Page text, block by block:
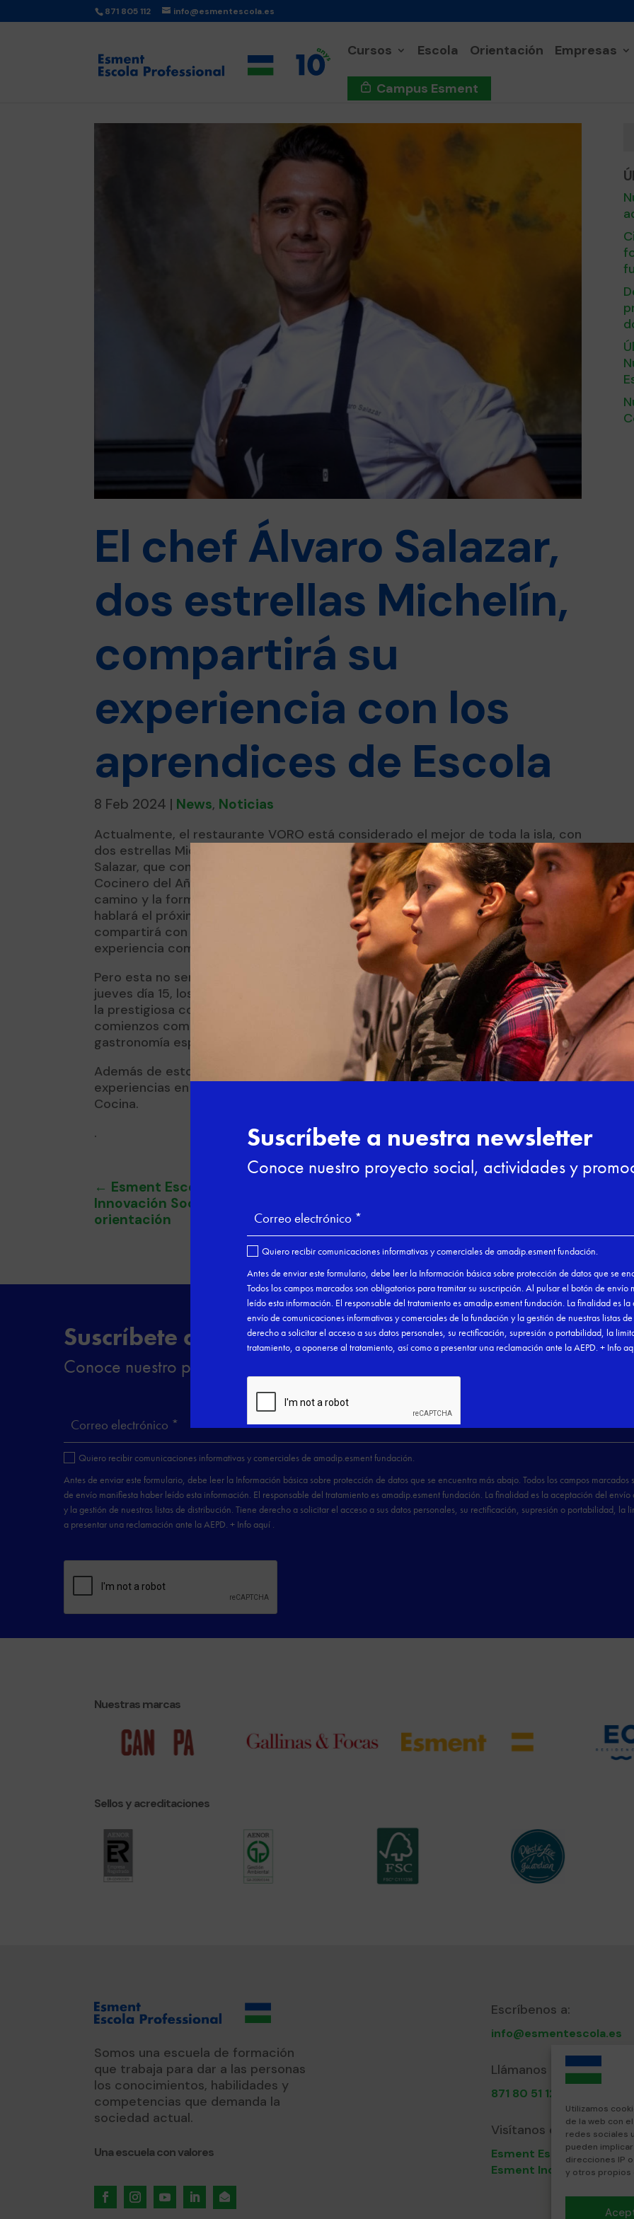
Utilizamos
de la web con
redes sociales
pueden
direcciones IP
y otros propios
871 805 112 info@esmentescola.es
Cursos Escola Orientación Empresas
Campus Esment
El chef Álvaro Salazar,
dos estrellas Michelín,
compartirá su
experiencia con los
aprendices de Escola
8 Feb 2024 | News, Noticias
Actualmente, el restaurante VORO está considerado el mejor de toda la isla, con
dos estrellas Michelín. Al frente de sus fogones está el chef jienense Álvaro
Salazar, que con solo 29 años ya recibía su primera estrella y con 32 era elegido
Cocinero del Año en Alimentaria. Como él explica, la excelencia ha marcado su
camino y la formación ha sido determinante en su trayectoria. De todo ello
hablará el próximo 21 de febrero en Esment Escola Professional, donde
compartirá con los aprendices de Formación Dual de Cocina su conocimiento y
experiencia como estudiante y su llegada a la restauración mallorquina.
Pero esta no será la única visita que recibirán este mes los alumnos. El próximo
jueves día 15, los expertos en gastronomía, Vicente Fortea e Inés Calle, CEOs de
la prestigiosa consultoría Passion & Gastronomy, explicarán cómo fueron sus
comienzos como alumnos y por qué es tan importante viajar y saber valorar la
gastronomía española.
Además de estos profesionales, también pasarán por Escola para compartir sus
experiencias en el mercado laboral, diferentes exalumnas de Formación Dual de
Cocina.
.
← Esment Escola Professional, premio a la
Innovación Social por su modelo de formación y
orientación
Nuestras marcas
Sellos y acreditaciones
Somos una escuela de formación
que trabaja para dar a las personas
los conocimientos, habilidades y
competencias que demanda la
sociedad actual.
Una escuela con valores

Escríbenos a:
info@esmentescola.es
Llámanos al:
871 80 51 12
Visítanos en:
Esment Escola
Esment Inca